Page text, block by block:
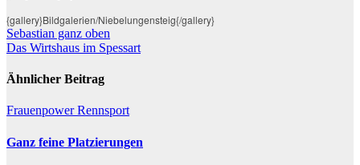
{gallery}Bildgalerien/Niebelungensteig{/gallery}
Beitragsnavigation
Sebastian ganz oben
Das Wirtshaus im Spessart
Ähnlicher Beitrag
FrauenpowerRennsport
Ganz feine Platzierungen